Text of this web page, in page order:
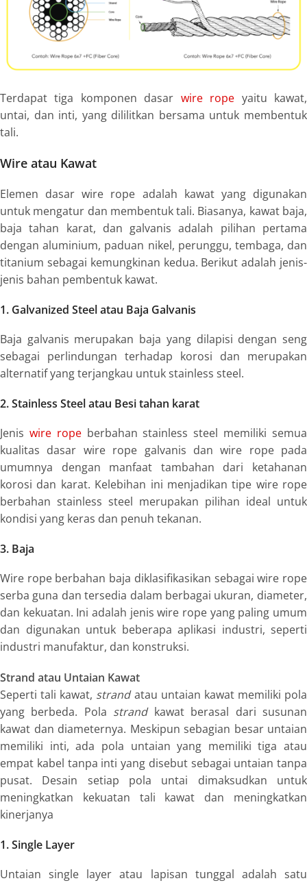
Terdapat tiga komponen dasar wire rope yaitu kawat,
untai, dan inti, yang dililitkan bersama untuk membentuk
tali.
Wire atau Kawat
Elemen dasarwire rope adalah kawat yang digunakan
untuk mengatur dan membentuk tali. Biasanya, kawat baja,
baja tahan karat, dan galvanis adalah pilihan pertama
denganaluminium, paduan nikel, perunggu, tembaga, dan
titanium sebagai kemungkinan kedua. Berikut adalah jenis-
jenis bahan pembentuk kawat.
1. Galvanized Steelatau Baja Galvanis
Baja galvanis merupakan baja yang dilapisi dengan seng
sebagai perlindungan terhadap korosi dan merupakan
alternatif yang terjangkau untukstainless steel.
2. Stainless Steelatau Besi tahan karat
Jenis wire ropeberbahanstainless steel memiliki semua
kualitas dasar wire rope galvanis danwire ropepada
umumnya dengan manfaat tambahan dari ketahanan
korosi dan karat. Kelebihan ini menjadikan tipe wire rope
berbahan stainless steel merupakan pilihan ideal untuk
kondisi yang keras dan penuh tekanan.
3. Baja
Wire ropeberbahan baja diklasifikasikan sebagaiwire rope
serba guna dan tersedia dalam berbagai ukuran, diameter,
dan kekuatan. Ini adalah jenis wire rope yang paling umum
dan digunakan untuk beberapa aplikasi industri, seperti
industri manufaktur, dan konstruksi.
Strand atau Untaian Kawat
Seperti tali kawat, strandatau untaian kawat memiliki pola
yang berbeda. Pola strandkawat berasal dari susunan
kawat dan diameternya. Meskipun sebagian besar untaian
memiliki inti, ada pola untaian yang memiliki tiga atau
empat kabel tanpa inti yang disebut sebagai untaian tanpa
pusat. Desain setiap pola untai dimaksudkan untuk
meningkatkan kekuatan tali kawat dan meningkatkan
kinerjanya
1. Single Layer
Untaiansingle layer atau lapisan tunggal adalah satu